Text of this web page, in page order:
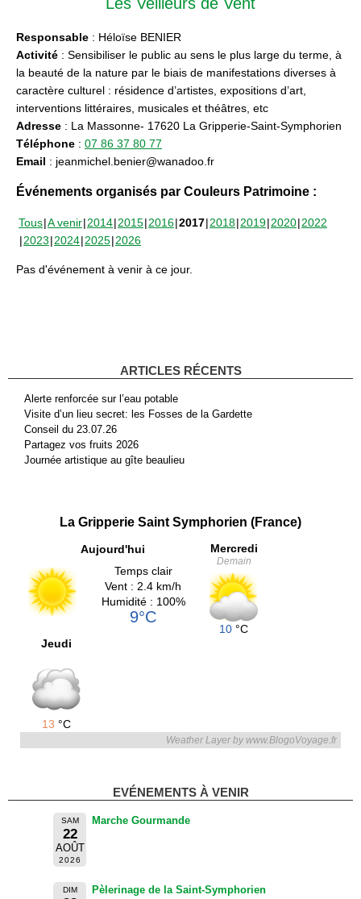
Les Veilleurs de Vent
Responsable : Héloïse BENIER
Activité : Sensibiliser le public au sens le plus large du terme, à
la beauté de la nature par le biais de manifestations diverses à
caractère culturel : résidence d’artistes, expositions d’art,
interventions littéraires, musicales et théâtres, etc
Adresse : La Massonne- 17620 La Gripperie-Saint-Symphorien
Téléphone : 07 86 37 80 77
Email : jeanmichel.benier@wanadoo.fr
Événements organisés par Couleurs Patrimoine :
Tous A venir 2014 2015 2016 2017 2018 2019 2020 2022
2023 2024 2025 2026
Pas d'événement à venir à ce jour.
ARTICLES RÉCENTS
Alerte renforcée sur l’eau potable
Visite d’un lieu secret: les Fosses de la Gardette
Conseil du 23.07.26
Partagez vos fruits 2026
Journée artistique au gîte beaulieu
La Gripperie Saint Symphorien (France)
Aujourd'hui
Temps clair
Vent : 2.4 km/h
Humidité : 100%
9°C
Mercredi
Demain
10 °C
Jeudi
13 °C
Weather Layer by www.BlogoVoyage.fr
EVÉNEMENTS À VENIR
SAM
22
AOÛT
2026
Marche Gourmande
DIM Pèlerinage de la Saint-Symphorien